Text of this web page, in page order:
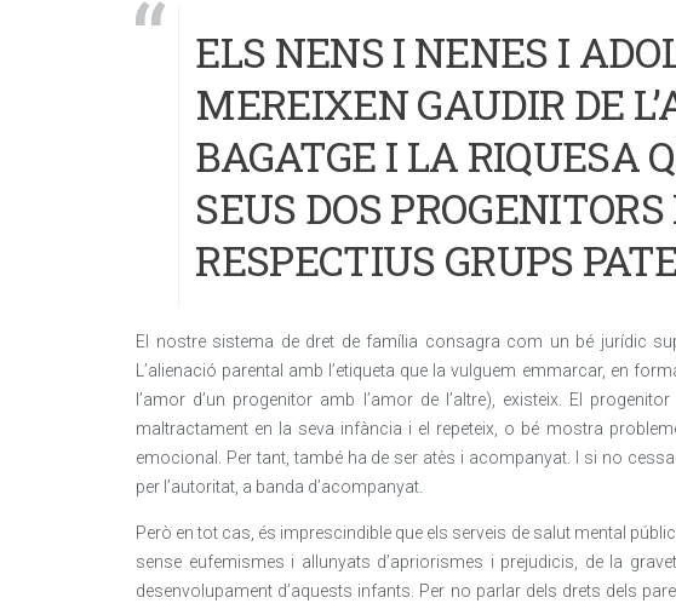
ELS NENS I NENES I
MEREIXEN GAUDIR DE
BAGATGE I LA RIQUESA
SEUS DOS
RESPECTIUS GRUPS
El nostre sistema de dret de família consagra com un bé jurídic
L’alienació parental amb l’etiqueta que la vulguem emmarcar, en
l’amor d’un progenitor amb l’amor de l’altre), existeix. El
maltractament en la seva infància i el repeteix, o bé mostra
emocional. Per tant, també ha de ser atès i acompanyat. I si no
per l’autoritat, a banda d’acompanyat.
Però en tot cas, és imprescindible que els serveis de salut mental
sense eufemismes i allunyats d’apriorismes i prejudicis, de la
desenvolupament d’aquests infants. Per no parlar dels drets dels